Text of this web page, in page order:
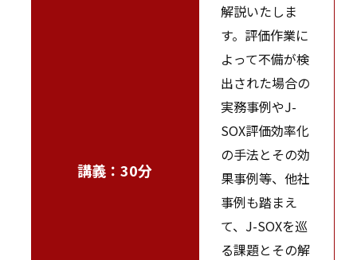
講義：30分
解説いたしま
す。評価作業に
よって不備が検
出された場合の
実務事例やJ-
SOX評価効率化
の手法とその効
果事例等、他社
事例も踏まえ
て、J-SOXを巡
る課題とその解